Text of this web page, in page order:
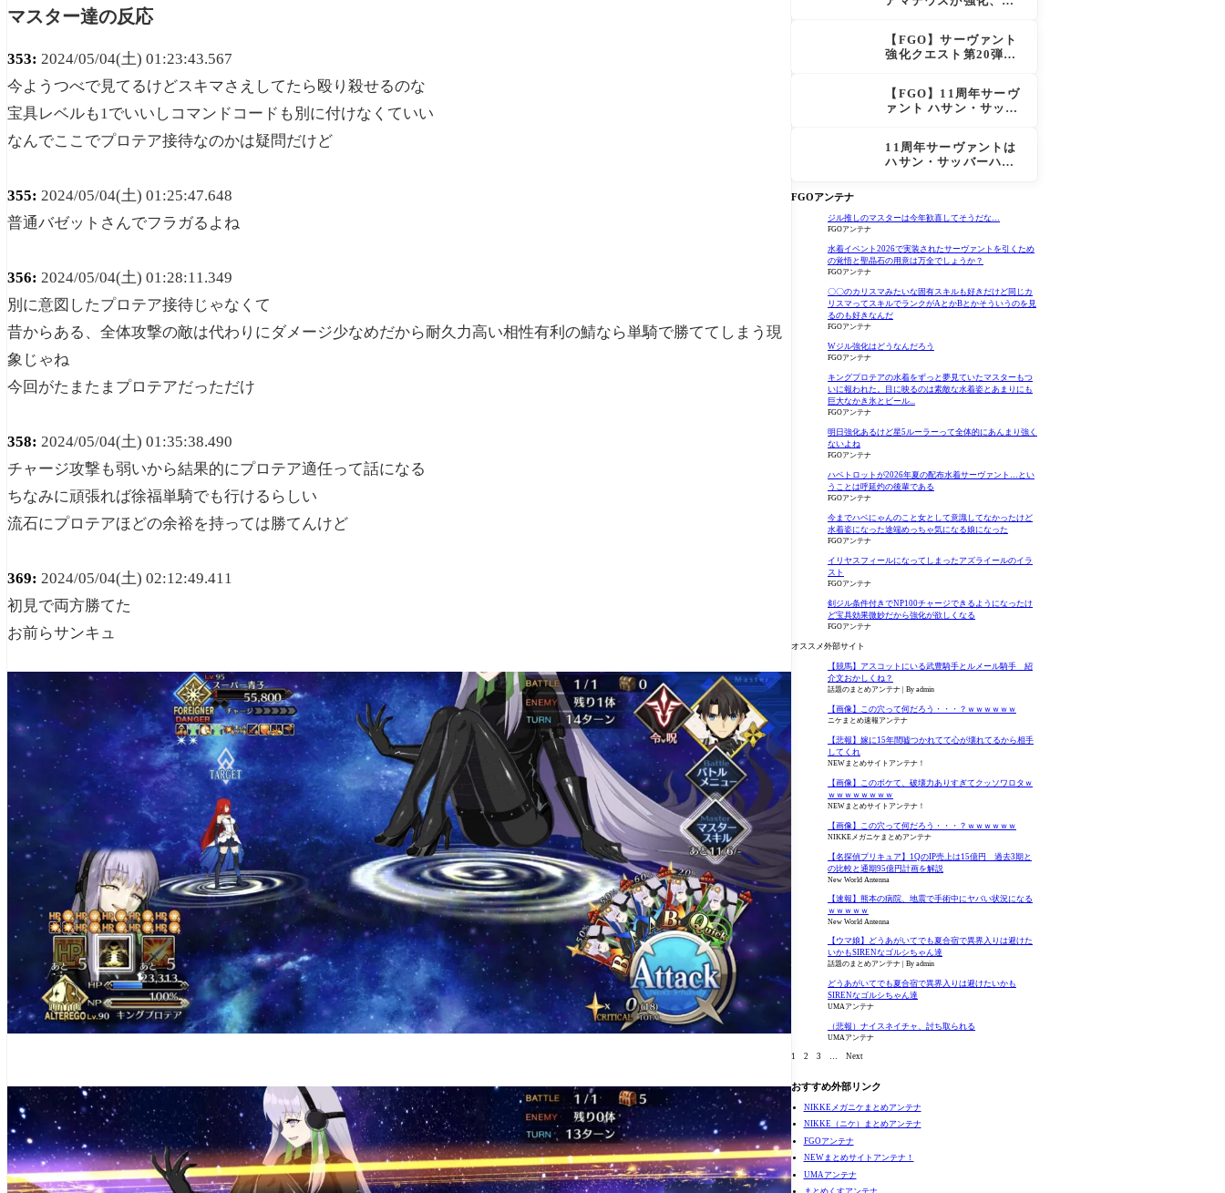
マスター達の反応
353: 2024/05/04(土) 01:23:43.567
今ようつべで見てるけどスキマさえしてたら殴り殺せるのな
宝具レベルも1でいいしコマンドコードも別に付けなくていい
なんでここでプロテア接待なのかは疑問だけど
355: 2024/05/04(土) 01:25:47.648
普通バゼットさんでフラガるよね
356: 2024/05/04(土) 01:28:11.349
別に意図したプロテア接待じゃなくて
昔からある、全体攻撃の敵は代わりにダメージ少なめだから耐久力高い相性有利の鯖なら単騎で勝ててしまう現
象じゃね
今回がたまたまプロテアだっただけ
358: 2024/05/04(土) 01:35:38.490
チャージ攻撃も弱いから結果的にプロテア適任って話になる
ちなみに頑張れば徐福単騎でも行けるらしい
流石にプロテアほどの余裕を持っては勝てんけど
369: 2024/05/04(土) 02:12:49.411
初見で両方勝てた
お前らサンキュ
に「最強でワロタ」の
声
【FGO】サーヴァント
強化クエスト第20弾！
【FGO】11周年サーヴ
ァント ハサン・サッバ
11周年サーヴァントは
ハサン・サッバーハ
ア放送局 11周年SPまと
FGOアンテナ
ジル推しのマスターは今年歓喜してそうだな…
FGOアンテナ
水着イベント2026で実装されたサーヴァントを引くため
の覚悟と聖晶石の用意は万全でしょうか？
FGOアンテナ
〇〇のカリスマみたいな固有スキルも好きだけど同じカ
リスマってスキルでランクがAとかBとかそういうのを見
るのも好きなんだ
FGOアンテナ
Wジル強化はどうなんだろう
FGOアンテナ
キングプロテアの水着をずっと夢見ていたマスターもつ
いに報われた。目に映るのは素敵な水着姿とあまりにも
巨大なかき氷とビール...
FGOアンテナ
明日強化あるけど星5ルーラーって全体的にあんまり強く
ないよね
FGOアンテナ
ハベトロットが2026年夏の配布水着サーヴァント…とい
うことは呼延灼の後輩である
FGOアンテナ
今までハベにゃんのこと女として意識してなかったけど
水着姿になった途端めっちゃ気になる娘になった
FGOアンテナ
イリヤスフィールになってしまったアズライールのイラ
スト
FGOアンテナ
剣ジル条件付きでNP100チャージできるようになったけ
ど宝具効果微妙だから強化が欲しくなる
FGOアンテナ
オススメ外部サイト
【競馬】アスコットにいる武豊騎手とルメール騎手 紹
介文おかしくね？
話題のまとめアンテナ By admin
【画像】この穴って何だろう・・・？ｗｗｗｗｗｗ
ニケまとめ速報アンテナ
【悲報】嫁に15年間嘘つかれてて心が壊れてるから相手
してくれ
NEWまとめサイトアンテナ！
【画像】このボケて、破壊力ありすぎてクッソワロタｗ
ｗｗｗｗｗｗｗｗ
NEWまとめサイトアンテナ！
【画像】この穴って何だろう・・・？ｗｗｗｗｗｗ
NIKKEメガニケまとめアンテナ
【名探偵プリキュア】1QのIP売上は15億円 過去3期と
の比較と通期95億円計画を解説
New World Antenna
【速報】熊本の病院、地震で手術中にヤバい状況になる
ｗｗｗｗｗ
New World Antenna
【ウマ娘】どうあがいてでも夏合宿で異界入りは避けた
いかもSIRENなゴルシちゃん達
話題のまとめアンテナ By admin
どうあがいてでも夏合宿で異界入りは避けたいかも
SIRENなゴルシちゃん達
UMAアンテナ
（悲報）ナイスネイチャ、討ち取られる
UMAアンテナ
1 2 3 Next
おすすめ外部リンク
NIKKEメガニケまとめアンテナ
NIKKE（ニケ）まとめアンテナ
FGOアンテナ
NEWまとめサイトアンテナ！
UMAアンテナ
まとめくすアンテナ